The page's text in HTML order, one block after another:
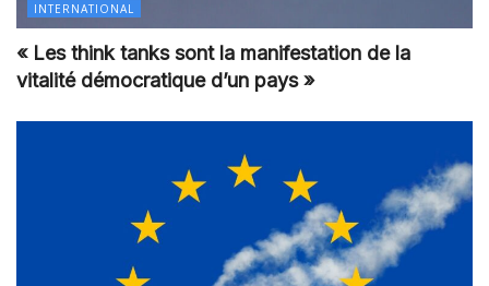
INTERNATIONAL
« Les think tanks sont la manifestation de la
vitalité démocratique d’un pays »